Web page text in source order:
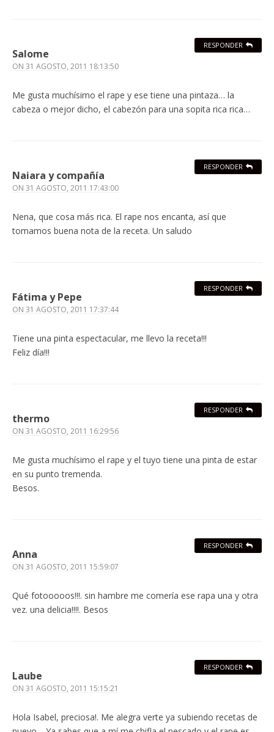
Salome
ON 31 AGOSTO, 2011 18:13:50
Me gusta muchísimo el rape y ese tiene una pintaza… la
cabeza o mejor dicho, el cabezón para una sopita rica rica…
RESPONDER
Naiara y compañía
ON 31 AGOSTO, 2011 17:43:00
Nena, que cosa más rica. El rape nos encanta, así que
tomamos buena nota de la receta. Un saludo
RESPONDER
Fátima y Pepe
ON 31 AGOSTO, 2011 17:37:44
Tiene una pinta espectacular, me llevo la receta!!!
Feliz día!!!
RESPONDER
thermo
ON 31 AGOSTO, 2011 16:29:56
Me gusta muchísimo el rape y el tuyo tiene una pinta de estar
en su punto tremenda.
Besos.
RESPONDER
Anna
ON 31 AGOSTO, 2011 15:59:07
Qué fotooooos!!!. sin hambre me comería ese rapa una y otra
vez. una delicia!!!!. Besos
RESPONDER
Laube
ON 31 AGOSTO, 2011 15:15:21
Hola Isabel, preciosa!. Me alegra verte ya subiendo recetas de
RESPONDER